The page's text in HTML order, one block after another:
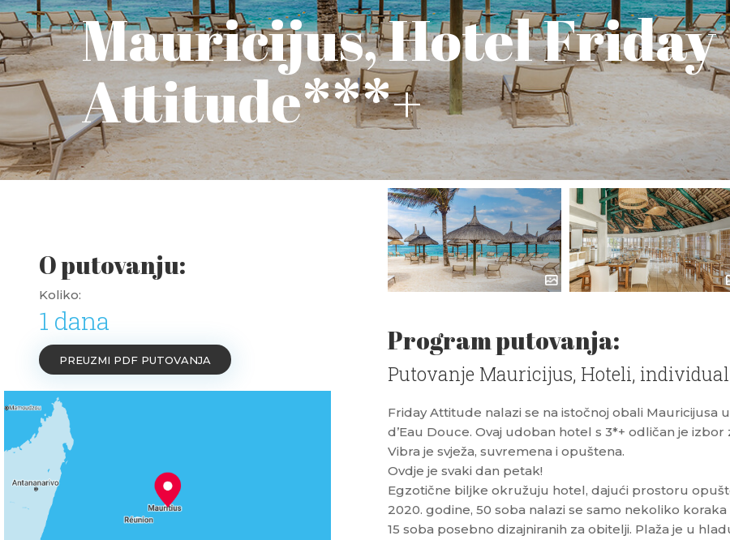
Mauricijus, Hotel Friday
Attitude***+
O putovanju:
Koliko:
1 dana
PREUZMI PDF PUTOVANJA
Program putovanja:
Putovanje Mauricijus, Hoteli,
Friday Attitude nalazi se na istočnoj obali
d’Eau Douce. Ovaj udoban hotel s 3*+ odličan je
Vibra je svježa, suvremena i opuštena.
Ovdje je svaki dan petak!
Egzotične biljke okružuju hotel, dajući prostoru
2020. godine, 50 soba nalazi se samo nekoliko koraka
15 soba posebno dizajniranih za obitelji. Plaža je u